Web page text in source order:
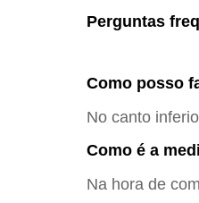
Perguntas
Como posso
No canto
Como é a
Na hora de